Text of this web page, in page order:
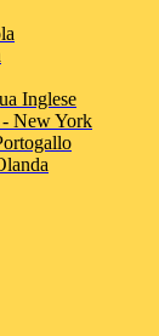
Inglese
New York